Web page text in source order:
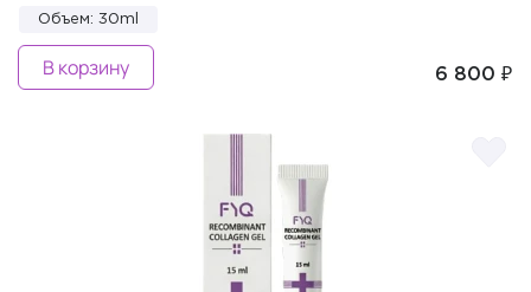
Объем: 30ml
6 800 ₽
В корзину